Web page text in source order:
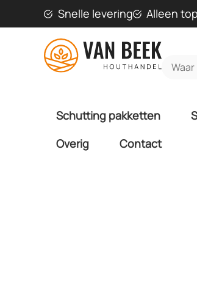
Snelle levering Alleen
Schutting pakketten
Overig
Contact